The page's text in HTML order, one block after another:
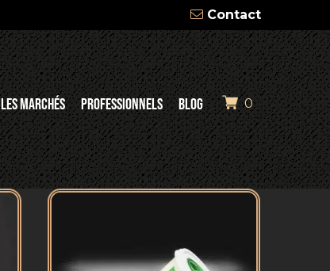
Contact
LES MARCHÉS PROFESSIONNELS BLOG 0